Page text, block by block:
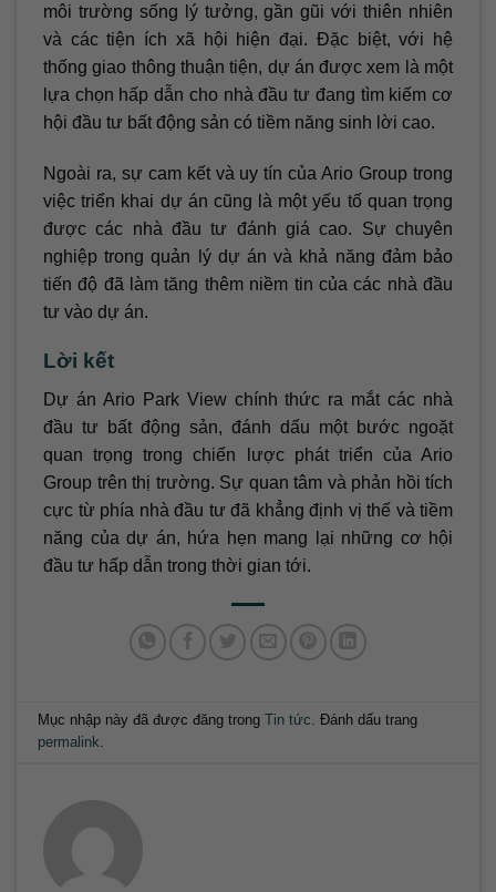
môi trường sống lý tưởng, gần gũi với thiên nhiên
và các tiện ích xã hội hiện đại. Đặc biệt, với hệ
thống giao thông thuận tiện, dự án được xem là một
lựa chọn hấp dẫn cho nhà đầu tư đang tìm kiếm cơ
hội đầu tư bất động sản có tiềm năng sinh lời cao.
Ngoài ra, sự cam kết và uy tín của Ario Group trong
việc triển khai dự án cũng là một yếu tố quan trọng
được các nhà đầu tư đánh giá cao. Sự chuyên
nghiệp trong quản lý dự án và khả năng đảm bảo
tiến độ đã làm tăng thêm niềm tin của các nhà đầu
tư vào dự án.
Lời kết
Dự án Ario Park View chính thức ra mắt các nhà
đầu tư bất động sản, đánh dấu một bước ngoặt
quan trọng trong chiến lược phát triển của Ario
Group trên thị trường. Sự quan tâm và phản hồi tích
cực từ phía nhà đầu tư đã khẳng định vị thế và tiềm
năng của dự án, hứa hẹn mang lại những cơ hội
đầu tư hấp dẫn trong thời gian tới.
Mục nhập này đã được đăng trongTin tức. Đánh dấu trang
permalink.